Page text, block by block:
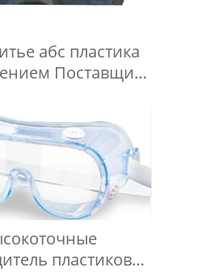
абс пластика
Поставщик/
пластиковых